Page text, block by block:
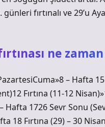
günleri fırtınalı ve 29’u
ne
– Hafta 15
Fırtına (11-12
Hafta 1726 Sevr Sonu
18 Fırtına (29) – 30